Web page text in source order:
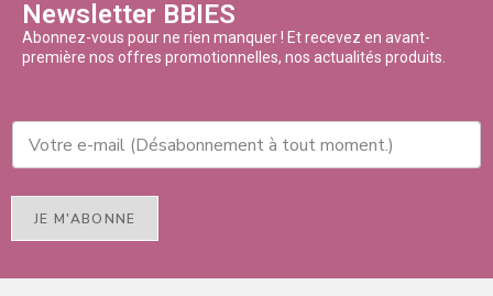
Newsletter BBIES
Abonnez-vous pour ne rien manquer ! Et recevez en avant-
première nos offres promotionnelles, nos actualités produits.
JE M'ABONNE